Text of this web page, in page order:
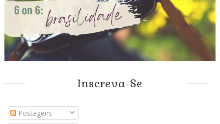
Inscreva-Se
Postagens